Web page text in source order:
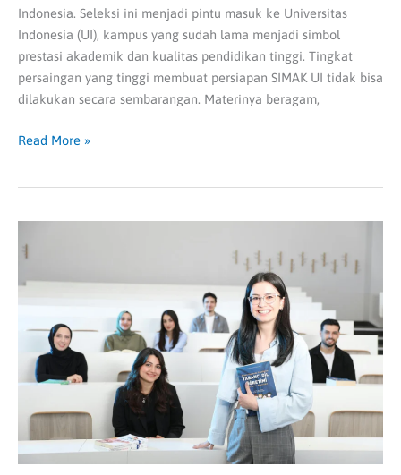
Indonesia. Seleksi ini menjadi pintu masuk ke Universitas
Indonesia (UI), kampus yang sudah lama menjadi simbol
prestasi akademik dan kualitas pendidikan tinggi. Tingkat
persaingan yang tinggi membuat persiapan SIMAK UI tidak bisa
dilakukan secara sembarangan. Materinya beragam,
Read More »
Impact
Ranking
nomor
Berapa?